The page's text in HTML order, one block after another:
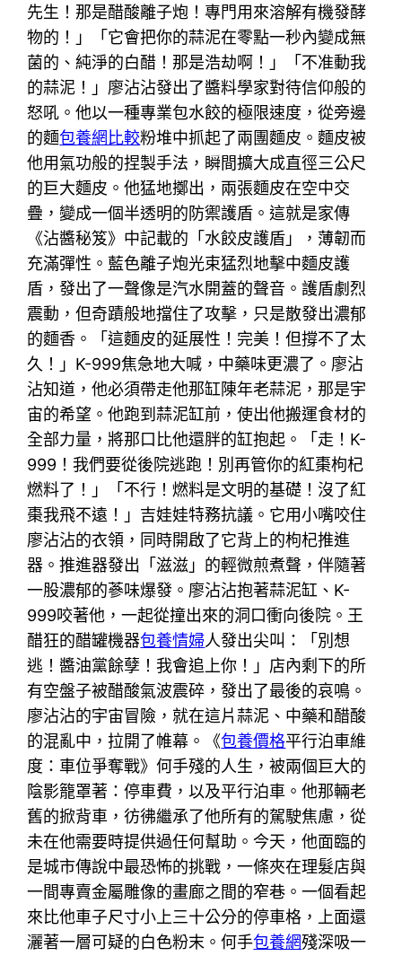
先生！那是醋酸離子炮！專門用來溶解有機發酵
物的！」「它會把你的蒜泥在零點一秒內變成無
菌的、純淨的白醋！那是浩劫啊！」「不准動我
的蒜泥！」廖沾沾發出了醬料學家對待信仰般的
怒吼。他以一種專業包水餃的極限速度，從旁邊
的麵包養網比較粉堆中抓起了兩團麵皮。麵皮被
他用氣功般的捏製手法，瞬間擴大成直徑三公尺
的巨大麵皮。他猛地擲出，兩張麵皮在空中交
疊，變成一個半透明的防禦護盾。這就是家傳
《沾醬秘笈》中記載的「水餃皮護盾」，薄韌而
充滿彈性。藍色離子炮光束猛烈地擊中麵皮護
盾，發出了一聲像是汽水開蓋的聲音。護盾劇烈
震動，但奇蹟般地擋住了攻擊，只是散發出濃郁
的麵香。「這麵皮的延展性！完美！但撐不了太
久！」K-999焦急地大喊，中藥味更濃了。廖沾
沾知道，他必須帶走他那缸陳年老蒜泥，那是宇
宙的希望。他跑到蒜泥缸前，使出他搬運食材的
全部力量，將那口比他還胖的缸抱起。「走！K-
999！我們要從後院逃跑！別再管你的紅棗枸杞
燃料了！」「不行！燃料是文明的基礎！沒了紅
棗我飛不遠！」吉娃娃特務抗議。它用小嘴咬住
廖沾沾的衣領，同時開啟了它背上的枸杞推進
器。推進器發出「滋滋」的輕微煎煮聲，伴隨著
一股濃郁的蔘味爆發。廖沾沾抱著蒜泥缸、K-
999咬著他，一起從撞出來的洞口衝向後院。王
醋狂的醋罐機器包養情婦人發出尖叫：「別想
逃！醬油黨餘孽！我會追上你！」店內剩下的所
有空盤子被醋酸氣波震碎，發出了最後的哀鳴。
廖沾沾的宇宙冒險，就在這片蒜泥、中藥和醋酸
的混亂中，拉開了帷幕。《包養價格平行泊車維
度：車位爭奪戰》何手殘的人生，被兩個巨大的
陰影籠罩著：停車費，以及平行泊車。他那輛老
舊的掀背車，彷彿繼承了他所有的駕駛焦慮，從
未在他需要時提供過任何幫助。今天，他面臨的
是城市傳說中最恐怖的挑戰，一條夾在理髮店與
一間專賣金屬雕像的畫廊之間的窄巷。一個看起
來比他車子尺寸小上三十公分的停車格，上面還
灑著一層可疑的白色粉末。何手包養網殘深吸一